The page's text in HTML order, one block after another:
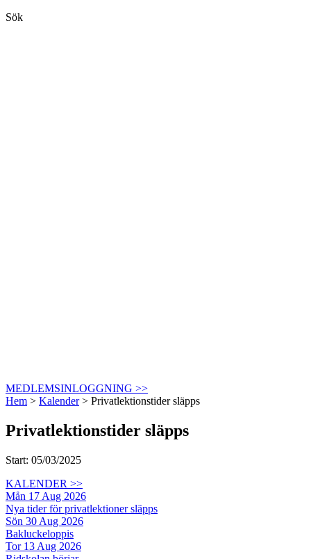
Sök
MEDLEMSINLOGGNING >>
Hem > Kalender> Privatlektionstider släpps
Privatlektionstider släpps
Start: 05/03/2025
KALENDER >>
Mån 17 Aug 2026
Nya tider för privatlektioner släpps
Sön 30 Aug 2026
Bakluckeloppis
Tor 13 Aug 2026